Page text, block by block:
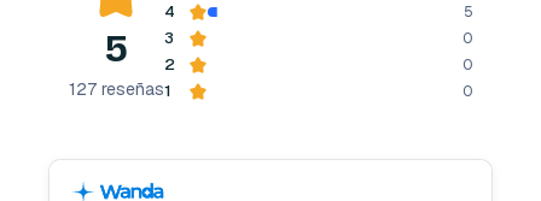
5
127 reseñas
4 5
3 0
2 0
1 0